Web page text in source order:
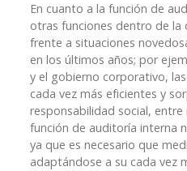
En cuanto a la función de
otras funciones dentro de la
frente a situaciones
en los últimos años; por
y el gobierno corporativo,
cada vez más eficientes y
responsabilidad social,
función de auditoría interna
ya que es necesario que
adaptándose a su cada vez